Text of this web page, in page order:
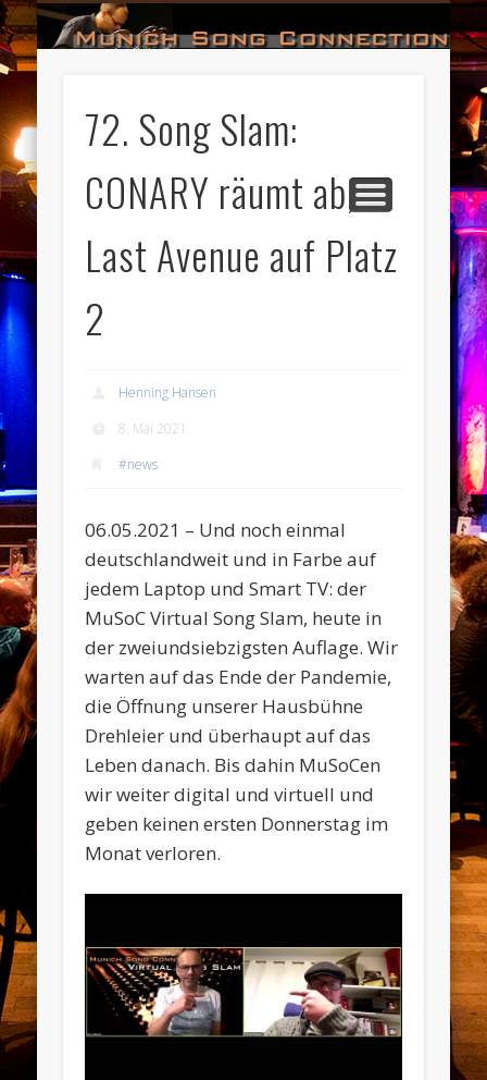
72. Song Slam:
CONARY räumt ab,
Last Avenue auf Platz
2
Henning Hansen
8. Mai 2021
#news
06.05.2021 – Und noch einmal
deutschlandweit und in Farbe auf
jedem Laptop und Smart TV: der
MuSoC Virtual Song Slam, heute in
der zweiundsiebzigsten Auflage. Wir
warten auf das Ende der Pandemie,
die Öffnung unserer Hausbühne
Drehleier und überhaupt auf das
Leben danach. Bis dahin MuSoCen
wir weiter digital und virtuell und
geben keinen ersten Donnerstag im
Monat verloren.